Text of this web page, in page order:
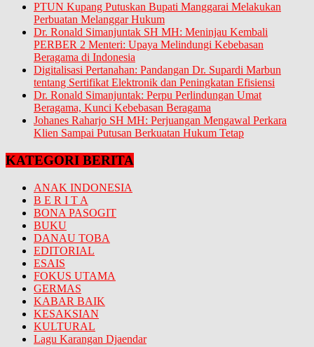
PTUN Kupang Putuskan Bupati Manggarai Melakukan
Perbuatan Melanggar Hukum
Dr. Ronald Simanjuntak SH MH: Meninjau Kembali
PERBER 2 Menteri: Upaya Melindungi Kebebasan
Beragama di Indonesia
Digitalisasi Pertanahan: Pandangan Dr. Supardi Marbun
tentang Sertifikat Elektronik dan Peningkatan Efisiensi
Dr. Ronald Simanjuntak: Perpu Perlindungan Umat
Beragama, Kunci Kebebasan Beragama
Johanes Raharjo SH MH: Perjuangan Mengawal Perkara
Klien Sampai Putusan Berkuatan Hukum Tetap
KATEGORI BERITA
ANAK INDONESIA
B E R I T A
BONA PASOGIT
BUKU
DANAU TOBA
EDITORIAL
ESAIS
FOKUS UTAMA
GERMAS
KABAR BAIK
KESAKSIAN
KULTURAL
Lagu Karangan Djaendar